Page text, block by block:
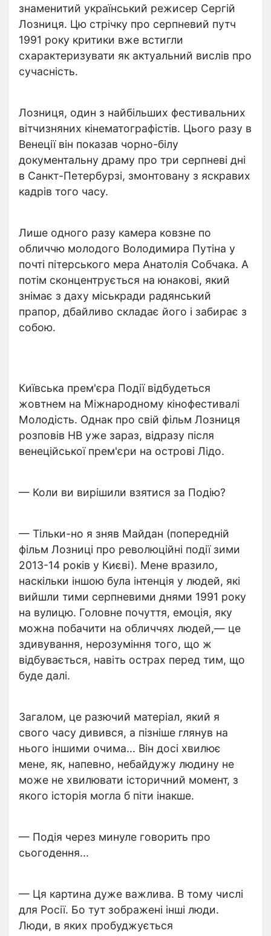
знаменитий український режисер Сергій
Лозниця. Цю стрічку про серпневий путч
1991 року критики вже встигли
схарактеризувати як актуальний вислів про
сучасність.
Лозниця, один з найбільших фестивальних
вітчизняних кінематографістів. Цього разу в
Венеції він показав чорно-білу
документальну драму про три серпневі дні
в Санкт-Петербурзі, змонтовану з яскравих
кадрів того часу.
Лише одного разу камера ковзне по
обличчю молодого Володимира Путіна у
почті пітерського мера Анатолія Собчака. А
потім сконцентрується на юнакові, який
знімає з даху міськради радянський
прапор, дбайливо складає його і забирає з
собою.
Київська прем'єра Події відбудеться
жовтнем на Міжнародному кінофестивалі
Молодість. Однак про свій фільм Лозниця
розповів НВ уже зараз, відразу після
венеційської прем'єри на острові Лідо.
— Коли ви вирішили взятися за Подію?
— Тільки-но я зняв Майдан (попередній
фільм Лозниці про революційні події зими
2013-14 років у Києві). Мене вразило,
наскільки іншою була інтенція у людей, які
вийшли тими серпневими днями 1991 року
на вулицю. Головне почуття, емоція, яку
можна побачити на обличчях людей,— це
здивування, нерозуміння того, що ж
відбувається, навіть острах перед тим, що
буде далі.
Загалом, це разючий матеріал, який я
свого часу дивився, а пізніше глянув на
нього іншими очима... Він досі хвилює
мене, як, напевно, небайдужу людину не
може не хвилювати історичний момент, з
якого історія могла б піти інакше.
— Подія через минуле говорить про
сьогодення...
— Ця картина дуже важлива. В тому числі
для Росії. Бо тут зображені інші люди.
Люди, в яких пробуджується